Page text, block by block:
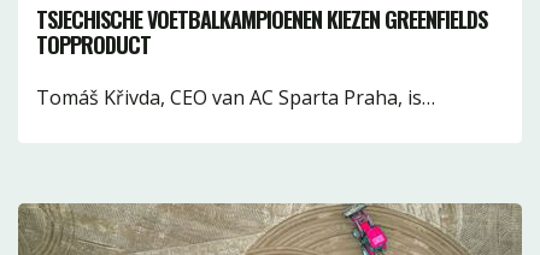
TSJECHISCHE VOETBALKAMPIOENEN KIEZEN GREENFIELDS
TOPPRODUCT
Tomáš Křivda, CEO van AC Sparta Praha, is…